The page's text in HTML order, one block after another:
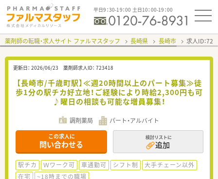
平日9：30-19：00 土日10：00-19：00
薬剤師の転職・求人サイト ファルマスタッフ 長崎県 長崎市 求人ID：
更新日： 2026/06/23 薬剤師求人ID： 723418
【長崎市/千歳町駅】≪週20時間以上のパート募集≫徒
歩1分の駅チカ好立地！ご経験により時給2,300円も可
♪曜日の相談も可能な増員募集！
調剤薬局 パート・アルバイト
この求人に
問い合わせる
検討リストに
追加
駅チカ Ｗワーク可 車通勤可 シフト制
大手チェーン以外
在宅
~18時までの職場